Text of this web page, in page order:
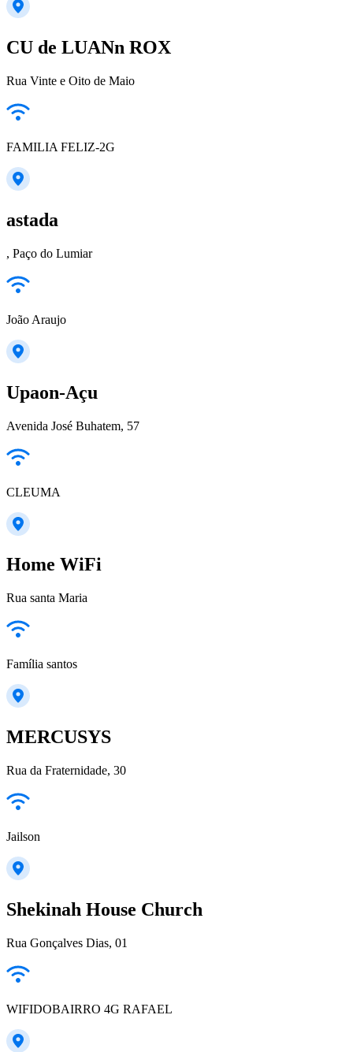
CU de LUANn ROX
Rua Vinte e Oito de Maio
FAMILIA FELIZ-2G
astada
, Paço do Lumiar
João Araujo
Upaon-Açu
Avenida José Buhatem, 57
CLEUMA
Home WiFi
Rua santa Maria
Família santos
MERCUSYS
Rua da Fraternidade, 30
Jailson
Shekinah House Church
Rua Gonçalves Dias, 01
WIFIDOBAIRRO 4G RAFAEL